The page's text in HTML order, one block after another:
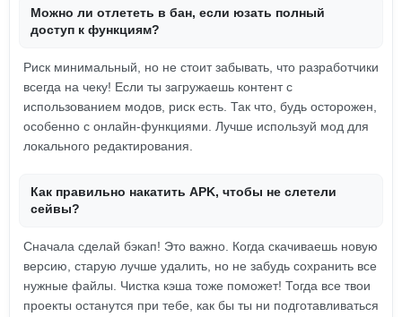
Можно ли отлететь в бан, если юзать полный
доступ к функциям?
Риск минимальный, но не стоит забывать, что разработчики
всегда на чеку! Если ты загружаешь контент с
использованием модов, риск есть. Так что, будь осторожен,
особенно с онлайн-функциями. Лучше используй мод для
локального редактирования.
Как правильно накатить APK, чтобы не слетели
сейвы?
Сначала сделай бэкап! Это важно. Когда скачиваешь новую
версию, старую лучше удалить, но не забудь сохранить все
нужные файлы. Чистка кэша тоже поможет! Тогда все твои
проекты останутся при тебе, как бы ты ни подготавливаться